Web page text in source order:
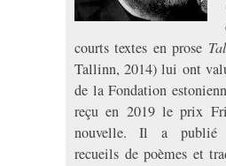
courts textes en prose
Tallinn, 2014) lui ont
de la Fondation
reçu en 2019 le prix
nouvelle. Il a publié
recueils de poèmes et